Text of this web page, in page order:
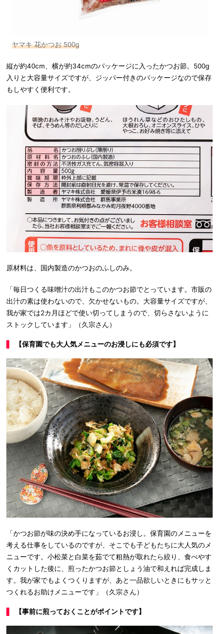
ヤマキ 花かつお 500g
縦が約40cm、横が約34cmのパッケージに入ったかつお節。500g
入りと大容量サイズですが、ジッパー付きのパッケージなので保存
もしやすく便利です。
原材料は、国内製造のかつおのふしのみ。
「毎日つくる味噌汁の出汁もこのかつお節でとっています。市販の
出汁の素は使わないので、欠かせないもの。大容量サイズですが、
我が家では2カ月ほどで使い切ってしまうので、切らさないように
ストックしています」（久宗さん）
【保育園でも大人気メニューのお浸しにも必須です】
「かつお節が味の決め手になっているお浸し。保育園のメニューを
考える仕事をしているのですが、そこでも子どもたちに大人気のメ
ニューです。小松菜と白菜を茹でて粗熱が取れたら絞り、食べやす
くカットした後に、煎ったかつお節としょう油で和えれば完成しま
す。我が家でもよくつくりますが、あと一品欲しいときにもサッと
つくれるお助けメニューです」（久宗さん）
【事前に煎っておくことがポイントです】